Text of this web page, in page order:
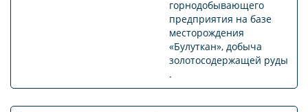
горнодобывающего
предприятия на базе
месторождения
«Булуткан», добыча
золотосодержащей руды
.